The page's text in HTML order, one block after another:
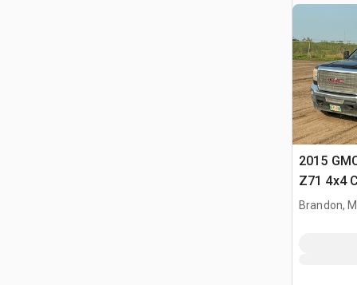
2015
Z71 4x4
Brandon,